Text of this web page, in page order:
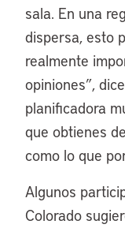
sala. En una
dispersa, esto
realmente
opiniones”,
planificadora
que obtienes
como lo que
Algunos
Colorado